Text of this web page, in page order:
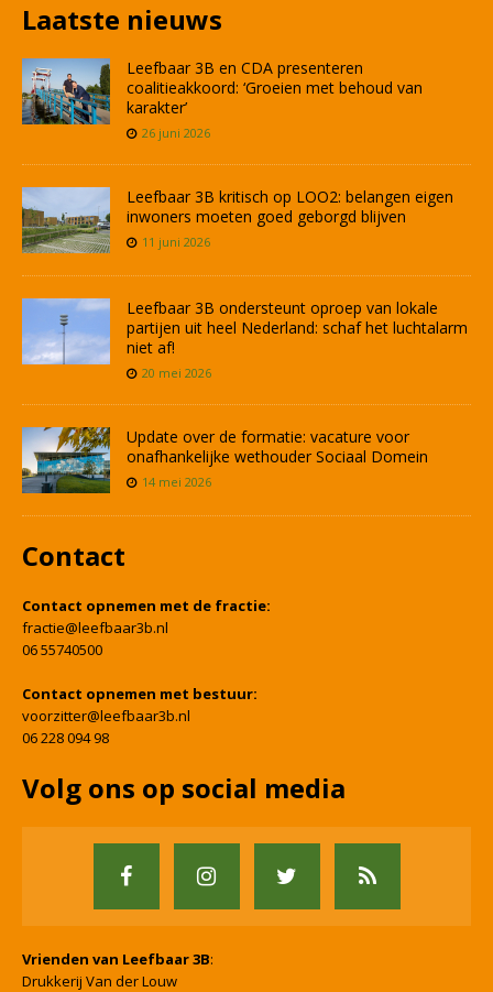
Laatste nieuws
Leefbaar 3B en CDA presenteren
coalitieakkoord: ‘Groeien met behoud van
karakter’
26 juni 2026
Leefbaar 3B kritisch op LOO2: belangen eigen
inwoners moeten goed geborgd blijven
11 juni 2026
Leefbaar 3B ondersteunt oproep van lokale
partijen uit heel Nederland: schaf het luchtalarm
niet af!
20 mei 2026
Update over de formatie: vacature voor
onafhankelijke wethouder Sociaal Domein
14 mei 2026
Contact
Contact opnemen met de fractie:
fractie@leefbaar3b.nl
06 55740500
Contact opnemen met bestuur:
voorzitter@leefbaar3b.nl
06 228 094 98
Volg ons op social media
Vrienden van Leefbaar 3B:
Drukkerij Van der Louw